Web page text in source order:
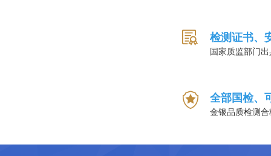
检测证书、
国家质监部门
全部国检、
金银品质检测